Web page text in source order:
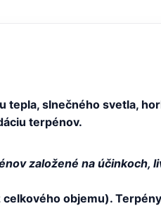
slnečného svetla,
terpénov.
založené na
objemu).